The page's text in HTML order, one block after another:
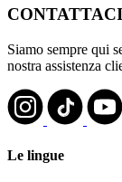
CONTATTACI
Siamo sempre qui
nostra assistenza
Le lingue